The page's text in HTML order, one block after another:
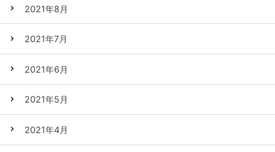
2021年8月
2021年7月
2021年6月
2021年5月
2021年4月